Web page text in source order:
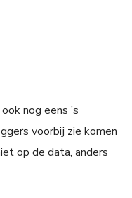
nog eens ’s
voorbij zie komen
op de data, anders